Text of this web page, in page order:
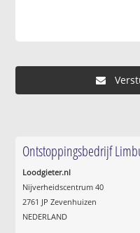
Ontstoppingsbedrijf
Loodgieter.nl
Nijverheidscentrum 40
2761 JP Zevenhuizen
NEDERLAND